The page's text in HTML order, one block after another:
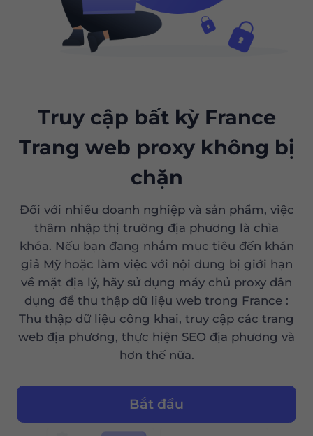
Truy cập bất kỳ France
Trang web proxy không bị
chặn
Đối với nhiều doanh nghiệp và sản phẩm, việc
thâm nhập thị trường địa phương là chìa
khóa. Nếu bạn đang nhắm mục tiêu đến khán
giả Mỹ hoặc làm việc với nội dung bị giới hạn
về mặt địa lý, hãy sử dụng máy chủ proxy dân
dụng để thu thập dữ liệu web trong France :
Thu thập dữ liệu công khai, truy cập các trang
web địa phương, thực hiện SEO địa phương và
hơn thế nữa.
Bắt đầu